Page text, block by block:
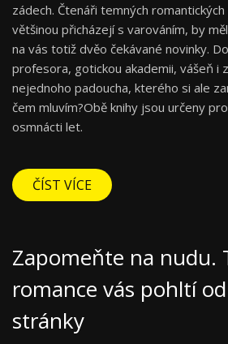
zádech. Čtenáři temných
většinou přicházejí s varováním, by
na vás totiž dvěo čekávané novinky.
profesora, gotickou akademii, vášeň i
nejednoho padoucha, kterého si ale
čem mluvím?Obě knihy jsou určeny
osmnácti let.
ČÍST VÍCE
Zapomeňte na nudu.
romance vás pohltí
stránky